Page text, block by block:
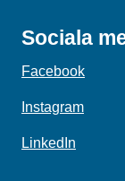
Sociala
Facebook
Instagram
LinkedIn